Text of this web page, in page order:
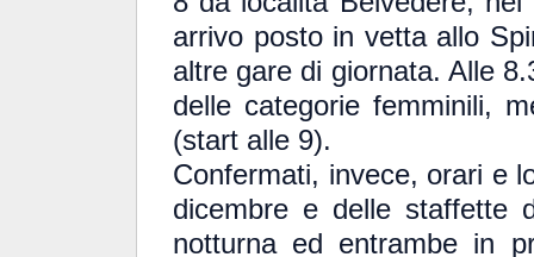
arrivo posto in vetta allo
altre gare di giornata. Alle
delle categorie femminili,
(start alle 9).
Confermati, invece, orari e
dicembre e delle staffette
notturna ed entrambe in